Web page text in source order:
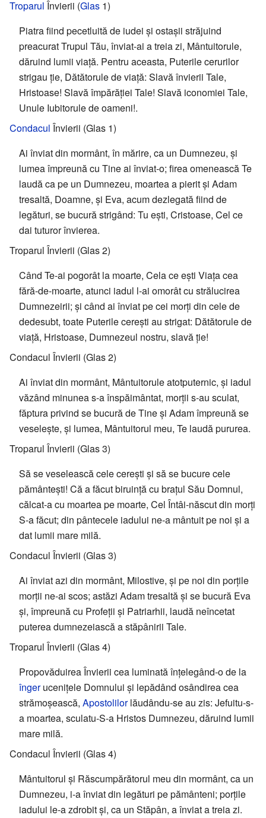
Troparul Învierii (Glas 1)
Piatra fiind pecetluită de iudei și ostașii străjuind
preacurat Trupul Tău, înviat-ai a treia zi, Mântuitorule,
dăruind lumii viață. Pentru aceasta, Puterile cerurilor
strigau ție, Dătătorule de viață: Slavă învierii Tale,
Hristoase! Slavă împărăției Tale! Slavă iconomiei Tale,
Unule Iubitorule de oameni!.
Condacul Învierii (Glas 1)
Ai înviat din mormânt, în mărire, ca un Dumnezeu, și
lumea împreună cu Tine ai înviat-o; firea omenească Te
laudă ca pe un Dumnezeu, moartea a pierit și Adam
tresaltă, Doamne, și Eva, acum dezlegată fiind de
legături, se bucură strigând: Tu ești, Cristoase, Cel ce
dai tuturor învierea.
Troparul Învierii (Glas 2)
Când Te-ai pogorât la moarte, Cela ce ești Viața cea
fără-de-moarte, atunci iadul l-ai omorât cu strălucirea
Dumnezeirii; și când ai înviat pe cei morți din cele de
dedesubt, toate Puterile cerești au strigat: Dătătorule de
viață, Hristoase, Dumnezeul nostru, slavă ție!
Condacul Învierii (Glas 2)
Ai înviat din mormânt, Mântuitorule atotputernic, și iadul
văzând minunea s-a înspăimântat, morții s-au sculat,
făptura privind se bucură de Tine și Adam împreună se
veselește, și lumea, Mântuitorul meu, Te laudă pururea.
Troparul Învierii (Glas 3)
Să se veselească cele cerești și să se bucure cele
pământești! Că a făcut biruință cu brațul Său Domnul,
călcat-a cu moartea pe moarte, Cel Întâi-născut din morți
S-a făcut; din pântecele iadului ne-a mântuit pe noi și a
dat lumii mare milă.
Condacul Învierii (Glas 3)
Ai înviat azi din mormânt, Milostive, și pe noi din porțile
morții ne-ai scos; astăzi Adam tresaltă și se bucură Eva
și, împreună cu Profeții și Patriarhii, laudă neîncetat
puterea dumnezeiască a stăpânirii Tale.
Troparul Învierii (Glas 4)
Propovăduirea Învierii cea luminată înțelegând-o de la
îngerucenițele Domnului și lepădând osândirea cea
strămoșească, Apostolilorlăudându-se au zis: Jefuitu-s-
a moartea, sculatu-S-a Hristos Dumnezeu, dăruind lumii
mare milă.
Condacul Învierii (Glas 4)
Mântuitorul și Răscumpărătorul meu din mormânt, ca un
Dumnezeu, i-a înviat din legături pe pământeni; porțile
iadului le-a zdrobit și, ca un Stăpân, a înviat a treia zi.